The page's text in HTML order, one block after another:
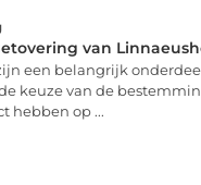
van
een belangrijk
keuze van de
hebben op ...